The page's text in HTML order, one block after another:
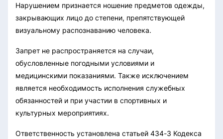
Нарушением признается ношение предметов одежды,
закрывающих лицо до степени, препятствующей
визуальному распознаванию человека.
Запрет не распространяется на случаи,
обусловленные погодными условиями и
медицинскими показаниями. Также исключением
является необходимость исполнения служебных
обязанностей и при участии в спортивных и
культурных мероприятиях.
Ответственность установлена статьей 434-3 Кодекса